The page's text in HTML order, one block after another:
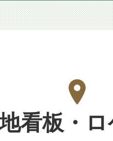
剛志さん、石
年6月5日（金
ツ 綾瀬店
看板・